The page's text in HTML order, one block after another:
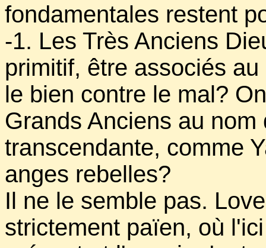
fondamentales restent
-1. Les Très Anciens
primitif, être associés
le bien contre le mal?
Grands Anciens au
transcendante, comme
anges rebelles?
Il ne le semble pas.
strictement païen, où